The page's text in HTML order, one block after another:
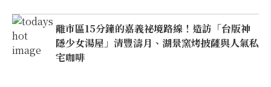
離市區15分鐘的嘉義祕境路線！造訪「台版神
隱少女湯屋」清豐濤月、湖景窯烤披薩與人氣私
宅咖啡